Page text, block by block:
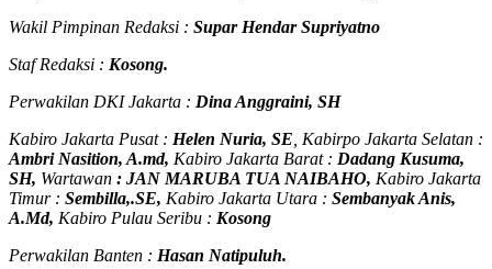
Wakil Pimpinan Redaksi : Supar Hendar Supriyatno
Staf Redaksi : Kosong.
Perwakilan DKI Jakarta : Dina Anggraini, SH
Kabiro Jakarta Pusat : Helen Nuria, SE , Kabirpo Jakarta Selatan :
Ambri Nasition, A.md, Kabiro Jakarta Barat : Dadang Kusuma,
SH, Wartawan : JAN MARUBA TUA NAIBAHO, Kabiro Jakarta
Timur : Sembilla,.SE, Kabiro Jakarta Utara : Sembanyak Anis,
A.Md, Kabiro Pulau Seribu : Kosong
Perwakilan Banten : Hasan Natipuluh.